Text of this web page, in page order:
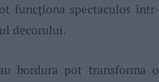
funcționa spectaculos într-
decorului.
bordura pot transforma o